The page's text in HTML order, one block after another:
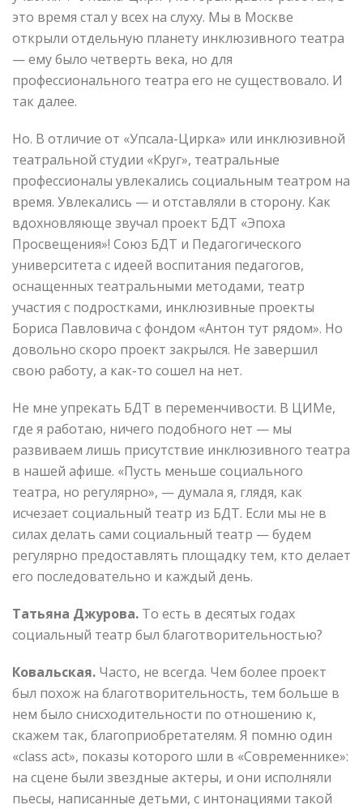
это время стал у всех на слуху. Мы в Москве
открыли отдельную планету инклюзивного театра
— ему было четверть века, но для
профессионального театра его не существовало. И
так далее.
Но. В отличие от «Упсала-Цирка» или инклюзивной
театральной студии «Круг», театральные
профессионалы увлекались социальным театром на
время. Увлекались — и отставляли в сторону. Как
вдохновляюще звучал проект БДТ «Эпоха
Просвещения»! Союз БДТ и Педагогического
университета с идеей воспитания педагогов,
оснащенных театральными методами, театр
участия с подростками, инклюзивные проекты
Бориса Павловича с фондом «Антон тут рядом». Но
довольно скоро проект закрылся. Не завершил
свою работу, а как-то сошел на нет.
Не мне упрекать БДТ в переменчивости. В ЦИМе,
где я работаю, ничего подобного нет — мы
развиваем лишь присутствие инклюзивного театра
в нашей афише. «Пусть меньше социального
театра, но регулярно», — думала я, глядя, как
исчезает социальный театр из БДТ. Если мы не в
силах делать сами социальный театр — будем
регулярно предоставлять площадку тем, кто делает
его последовательно и каждый день.
Татьяна Джурова. То есть в десятых годах
социальный театр был благотворительностью?
Ковальская. Часто, не всегда. Чем более проект
был похож на благотворительность, тем больше в
нем было снисходительности по отношению к,
скажем так, благоприобретателям. Я помню один
«class act», показы которого шли в «Современнике»:
на сцене были звездные актеры, и они исполняли
пьесы, написанные детьми, с интонациями такой